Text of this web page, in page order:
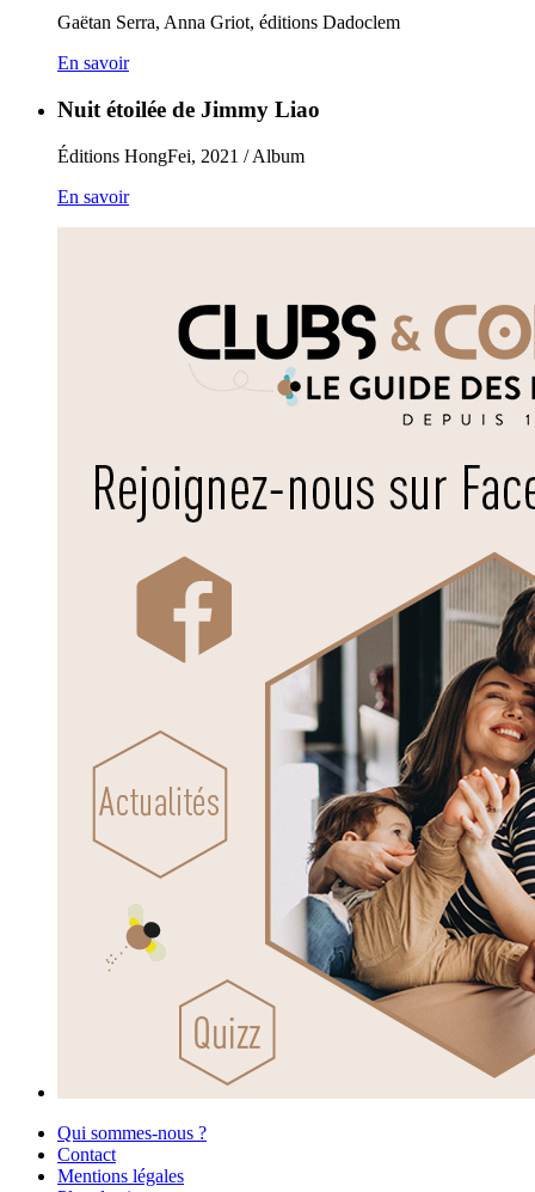
Gaëtan Serra, Anna Griot, éditions Dadoclem
En savoir
Nuit étoilée de Jimmy Liao
Éditions HongFei, 2021 / Album
En savoir
Qui sommes-nous ?
Contact
Mentions légales